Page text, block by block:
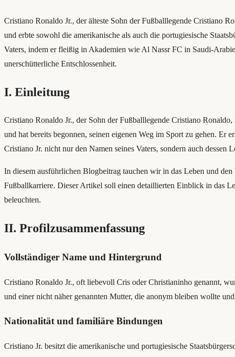
Cristiano Ronaldo Jr., der älteste Sohn der Fußballlegende Cristiano
und erbte sowohl die amerikanische als auch die portugiesische
Vaters, indem er fleißig in Akademien wie Al Nassr FC in Saudi-
unerschütterliche Entschlossenheit.
I. Einleitung
Cristiano Ronaldo Jr., der Sohn der Fußballlegende Cristiano
und hat bereits begonnen, seinen eigenen Weg im Sport zu gehen.
Cristiano Jr. nicht nur den Namen seines Vaters, sondern auch
In diesem ausführlichen Blogbeitrag tauchen wir in das Leben und den
Fußballkarriere. Dieser Artikel soll einen detaillierten Einblick in das
beleuchten.
II. Profilzusammenfassung
Vollständiger Name und Hintergrund
Cristiano Ronaldo Jr., oft liebevoll Cris oder Christianinho genannt,
und einer nicht näher genannten Mutter, die anonym bleiben wollte
Nationalität und familiäre Bindungen
Cristiano Jr. besitzt die amerikanische und portugiesische